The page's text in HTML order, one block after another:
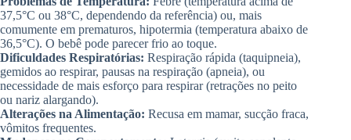
37,5°C ou 38°C, dependendo da referência) ou, mais
comumente em prematuros, hipotermia (temperatura abaixo de
36,5°C). O bebê pode parecer frio ao toque.
Dificuldades Respiratórias: Respiração rápida (taquipneia),
gemidos ao respirar, pausas na respiração (apneia), ou
necessidade de mais esforço para respirar (retrações no peito
ou nariz alargando).
Alterações na Alimentação: Recusa em mamar, sucção fraca,
vômitos frequentes.